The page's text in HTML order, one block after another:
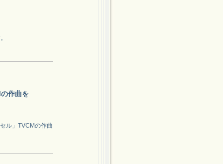
作曲を
ル」TVCMの作曲